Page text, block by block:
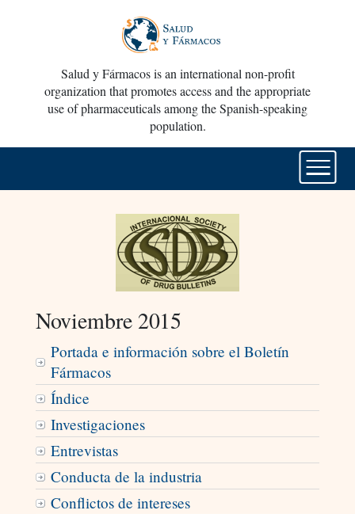
Salud y Fármacos is an international non-profit
organization that promotes access and the appropriate
use of pharmaceuticals among the Spanish-speaking
population.
Noviembre 2015
Portada e información sobre el Boletín
Fármacos
Índice
Investigaciones
Entrevistas
Conducta de la industria
Conflictos de intereses